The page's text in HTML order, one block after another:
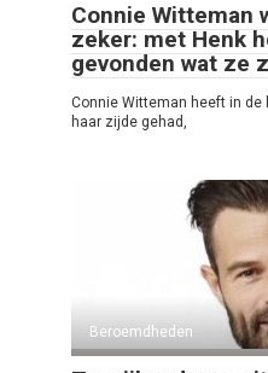
Connie Witteman
zeker: met Henk
gevonden wat ze
Connie Witteman heeft in
haar zijde gehad,
Beroemdheden